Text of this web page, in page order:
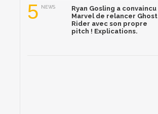
5 NEWS
Ryan Gosling a convaincu
Marvel de relancer Ghost
Rider avec son propre
pitch ! Explications.